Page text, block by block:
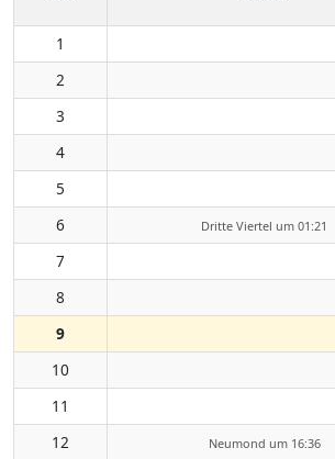
1
2
3
4
5
6
Dritte Viertel um 01:21
7
8
9
10
11
12
Neumond um 16:36